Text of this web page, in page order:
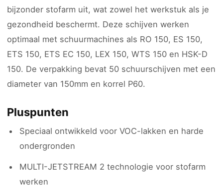
bijzonder stofarm uit, wat zowel het werkstuk als je
gezondheid beschermt. Deze schijven werken
optimaal met schuurmachines als RO 150, ES 150,
ETS 150, ETS EC 150, LEX 150, WTS 150 en HSK-D
150. De verpakking bevat 50 schuurschijven met een
diameter van 150mm en korrel P60.
Pluspunten
Speciaal ontwikkeld voor VOC-lakken en harde
ondergronden
MULTI-JETSTREAM 2 technologie voor stofarm
werken